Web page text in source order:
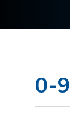
0-9